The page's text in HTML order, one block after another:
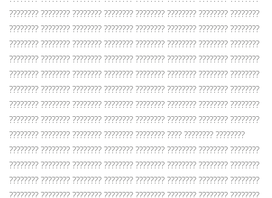
???????? ???????? ???????? ???????? ???????? ???????? ???????? ????????
???????? ???????? ???????? ???????? ???????? ???????? ???????? ????????
???????? ???????? ???????? ???????? ???????? ???????? ???????? ????????
???????? ???????? ???????? ???????? ???????? ???????? ???????? ????????
???????? ???????? ???????? ???????? ???????? ???????? ???????? ????????
???????? ???????? ???????? ???????? ???????? ???????? ???????? ????????
???????? ???????? ???????? ???????? ???????? ???????? ???????? ????????
???????? ???????? ???????? ???????? ???????? ???????? ???????? ????????
???????? ???????? ???????? ???????? ???????? ???? ???????? ????????
???????? ???????? ???????? ???????? ???????? ???????? ???????? ????????
???????? ???????? ???????? ???????? ???????? ???????? ???????? ????????
???????? ???????? ???????? ???????? ???????? ???????? ???????? ????????
???????? ???????? ???????? ???????? ???????? ???????? ???????? ????????